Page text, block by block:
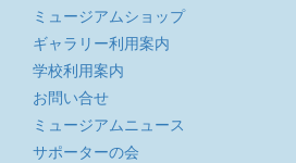
ミュージアムショップ
ギャラリー利用案内
学校利用案内
お問い合せ
ミュージアムニュース
サポーターの会